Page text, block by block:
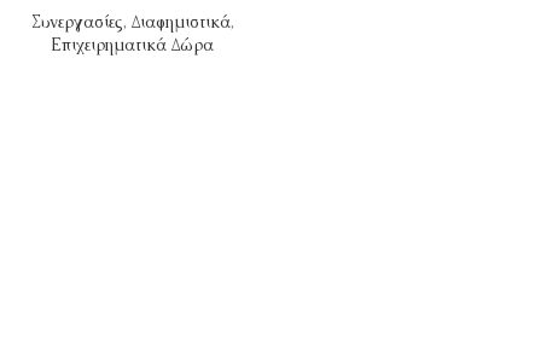
Συνεργασίες, Διαφημιστικά,
Επιχειρηματικά Δώρα